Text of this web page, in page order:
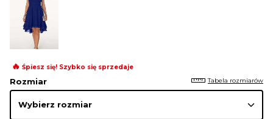
🔥 Śpiesz się! Szybko się sprzedaje
Rozmiar Tabela rozmiarów